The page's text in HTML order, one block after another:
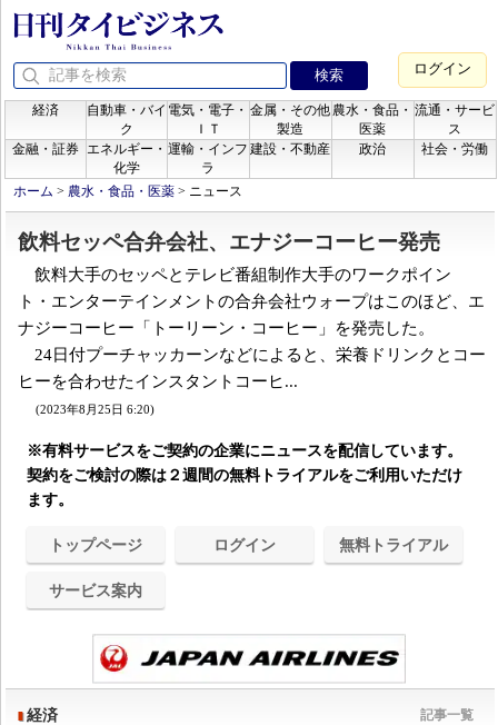
ログイン
経済
自動車・バイ
ク
電気・電子・
ＩＴ
金属・その他
製造
農水・食品・
医薬
流通・サービ
ス
金融・証券
エネルギー・
化学
運輸・インフ
ラ
建設・不動産 政治 社会・労働
ホーム > 農水・食品・医薬 > ニュース
飲料セッペ合弁会社、エナジーコーヒー発売
飲料大手のセッペとテレビ番組制作大手のワークポイン
ト・エンターテインメントの合弁会社ウォープはこのほど、エ
ナジーコーヒー「トーリーン・コーヒー」を発売した。
24日付プーチャッカーンなどによると、栄養ドリンクとコー
ヒーを合わせたインスタントコーヒ...
(2023年8月25日 6:20)
※有料サービスをご契約の企業にニュースを配信しています。
契約をご検討の際は２週間の無料トライアルをご利用いただけ
ます。
トップページ ログイン 無料トライアル
サービス案内
経済 記事一覧